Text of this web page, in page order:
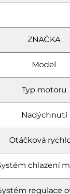
ZNAČKA
Model
Typ motoru
Nadýchnutí
Otáčková
chlazení
regulace